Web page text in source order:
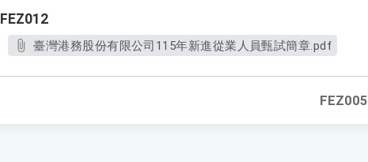
FEZ012
臺灣港務股份有限公司115年新進從業人員甄試簡章.pdf
FEZ005